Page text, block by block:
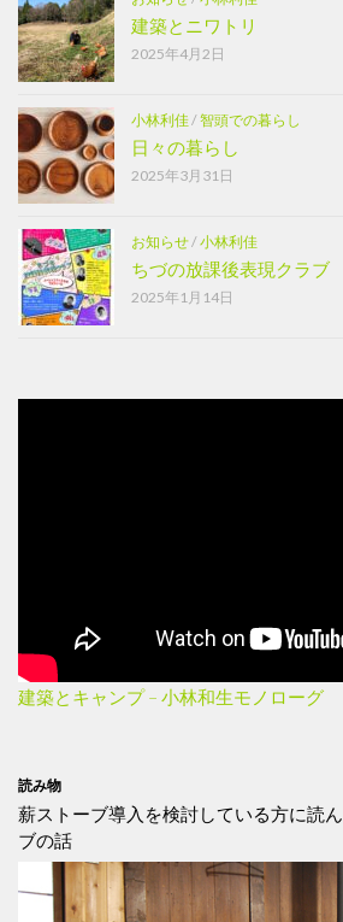
建築とニワトリ
2025年4月2日
小林利佳/智頭での暮らし
日々の暮らし
2025年3月31日
お知らせ/小林利佳
ちづの放課後表現クラブ
2025年1月14日
建築とキャンプ – 小林和生モノローグ
読み物
薪ストーブ導入を検討している方に読
ブの話